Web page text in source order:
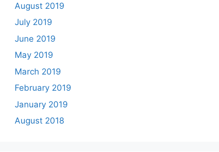
August 2019
July 2019
June 2019
May 2019
March 2019
February 2019
January 2019
August 2018